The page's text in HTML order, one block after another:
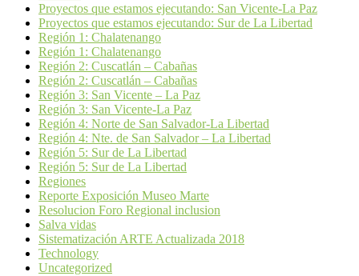
Proyectos que estamos ejecutando: San Vicente-La Paz
Proyectos que estamos ejecutando: Sur de La Libertad
Región 1: Chalatenango
Región 1: Chalatenango
Región 2: Cuscatlán – Cabañas
Región 2: Cuscatlán – Cabañas
Región 3: San Vicente – La Paz
Región 3: San Vicente-La Paz
Región 4: Norte de San Salvador-La Libertad
Región 4: Nte. de San Salvador – La Libertad
Región 5: Sur de La Libertad
Región 5: Sur de La Libertad
Regiones
Reporte Exposición Museo Marte
Resolucion Foro Regional inclusion
Salva vidas
Sistematización ARTE Actualizada 2018
Technology
Uncategorized